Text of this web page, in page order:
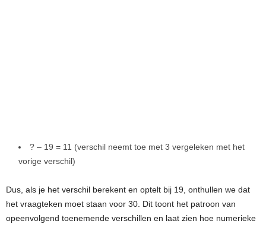
? – 19 = 11 (verschil neemt toe met 3 vergeleken met het
vorige verschil)
Dus, als je het verschil berekent en optelt bij 19, onthullen we dat
het vraagteken moet staan voor 30. Dit toont het patroon van
opeenvolgend toenemende verschillen en laat zien hoe numerieke